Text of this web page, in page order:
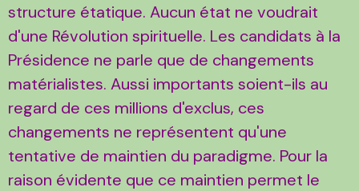
structure étatique. Aucun état ne voudrait
d'une Révolution spirituelle. Les candidats à la
Présidence ne parle que de changements
matérialistes. Aussi importants soient-ils au
regard de ces millions d'exclus, ces
changements ne représentent qu'une
tentative de maintien du paradigme. Pour la
raison évidente que ce maintien permet le